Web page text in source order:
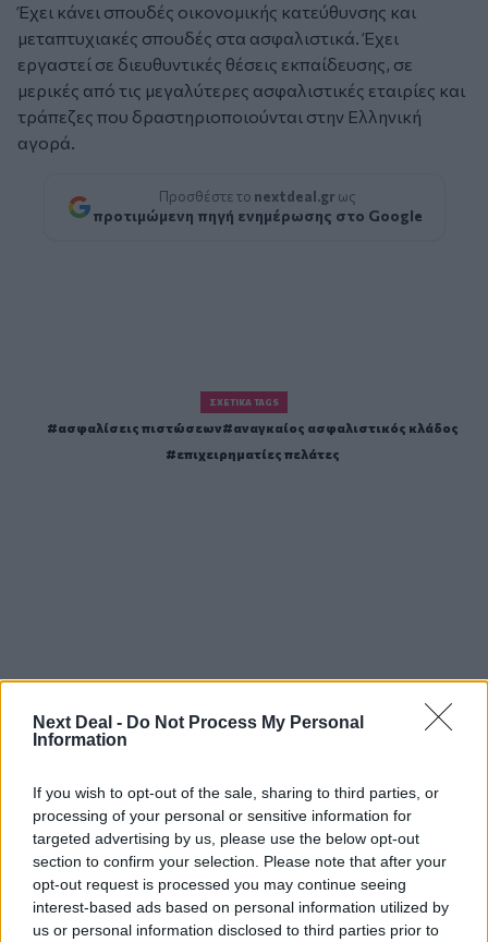
Next Deal - Do Not Process My Personal
Information
If you wish to opt-out of the sale, sharing to third parties, or
processing of your personal or sensitive information for
targeted advertising by us, please use the below opt-out
section to confirm your selection. Please note that after your
opt-out request is processed you may continue seeing
interest-based ads based on personal information utilized by
us or personal information disclosed to third parties prior to
Έχει κάνει σπουδές οικονομικής κατεύθυνσης και
μεταπτυχιακές σπουδές στα ασφαλιστικά. Έχει
εργαστεί σε διευθυντικές θέσεις εκπαίδευσης, σε
μερικές από τις μεγαλύτερες ασφαλιστικές εταιρίες και
τράπεζες που δραστηριοποιούνται στην Ελληνική
αγορά.
Προσθέστε το nextdeal.gr ως
προτιμώμενη πηγή ενημέρωσης στο Google
ΣΧΕΤΙΚΆ TAGS
ασφαλίσεις πιστώσεων
αναγκαίος ασφαλιστικός κλάδος
επιχειρηματίες πελάτες
Ροή ειδήσεων Δημοφιλή